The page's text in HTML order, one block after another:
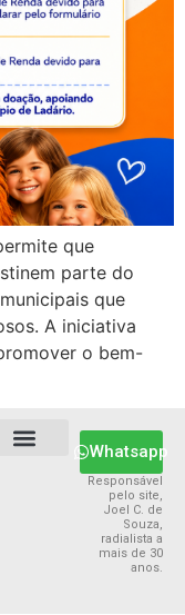
que
parte do
que
A iniciativa
o bem-
Whatsapp
Responsável
pelo site,
Joel C. de
Souza,
radialista a
mais de 30
anos.